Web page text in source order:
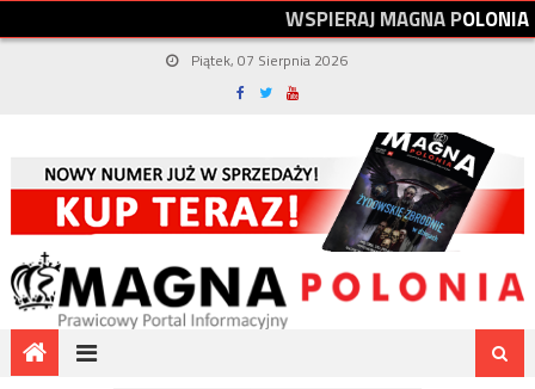
WSPIERAJMAGNAPOLONIA
Piątek, 07 Sierpnia 2026